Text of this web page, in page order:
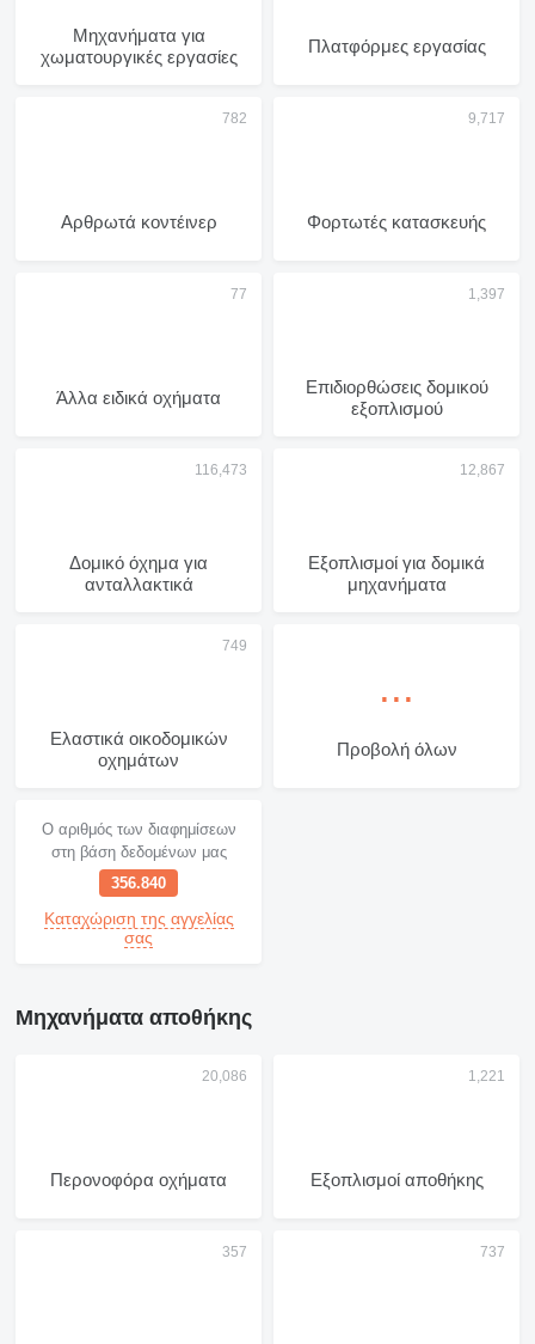
Μηχανήματα για
χωματουργικές εργασίες
Πλατφόρμες εργασίας
Αρθρωτά κοντέινερ Φορτωτές κατασκευής
Άλλα ειδικά οχήματα
Επιδιορθώσεις δομικού
εξοπλισμού
Δομικό όχημα για
ανταλλακτικά
Εξοπλισμοί για δομικά
μηχανήματα
Ελαστικά οικοδομικών
οχημάτων
Προβολή όλων
Ο αριθμός των διαφημίσεων
στη βάση δεδομένων μας
356.840
Καταχώριση της αγγελίας
σας
Μηχανήματα αποθήκης
Περονοφόρα οχήματα Εξοπλισμοί αποθήκης